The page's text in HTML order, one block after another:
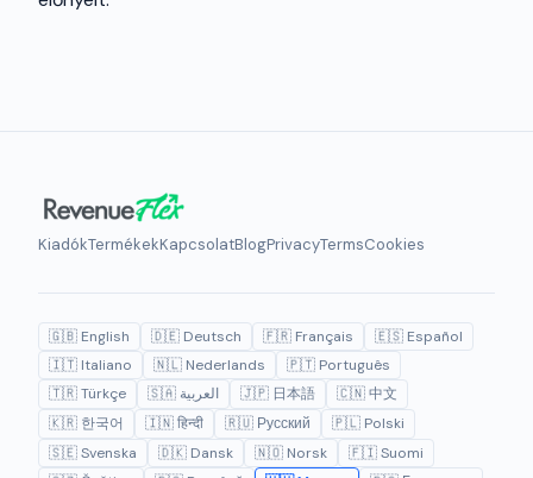
KiadókTermékekKapcsolatBlogPrivacyTermsCookies
🇬🇧 English 🇩🇪 Deutsch 🇫🇷 Français
🇪🇸 Español
🇮🇹 Italiano
🇳🇱 Nederlands
🇵🇹 Português
🇹🇷 Türkçe
🇸🇦 العربية 🇯🇵 日本語
🇨🇳 中文
🇰🇷 한국어
🇮🇳 हिन्दी 🇷🇺 Русский
🇵🇱 Polski
🇸🇪 Svenska
🇩🇰 Dansk 🇳🇴 Norsk
🇫🇮 Suomi